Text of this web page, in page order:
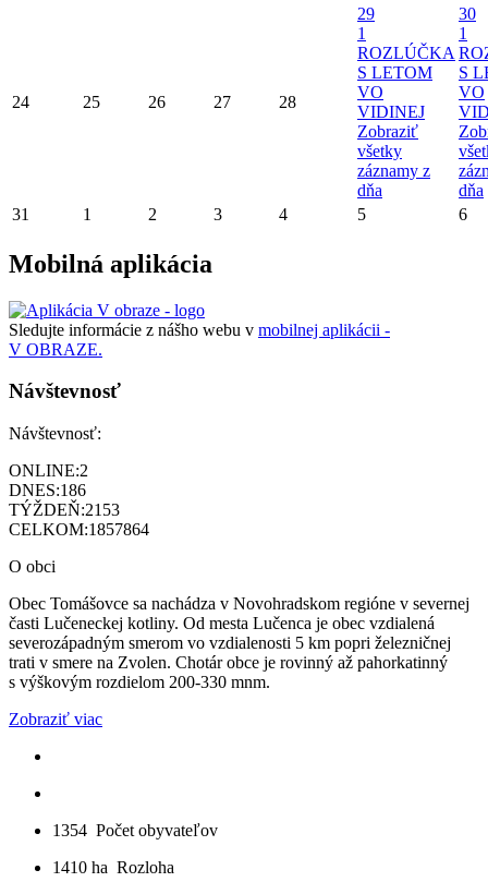
24 25 26 27 28
29
1
ROZLÚČKA
S LETOM
VO
VIDINEJ
Zobraziť
všetky
záznamy z
dňa
30
1
S
VO
dňa
31
1 2 3 4 5 6
Mobilná aplikácia
Sledujte informácie z nášho webu v mobilnej aplikácii -
V OBRAZE.
Návštevnosť
Návštevnosť:
ONLINE:2
DNES:186
TÝŽDEŇ:2153
CELKOM:1857864
O obci
Obec Tomášovce sa nachádza v Novohradskom regióne v severnej
časti Lučeneckej kotliny. Od mesta Lučenca je obec vzdialená
severozápadným smerom vo vzdialenosti 5 km popri železničnej
trati v smere na Zvolen. Chotár obce je rovinný až pahorkatinný
s výškovým rozdielom 200-330 mnm.
Zobraziť viac
1354 Počet obyvateľov
1410 ha Rozloha